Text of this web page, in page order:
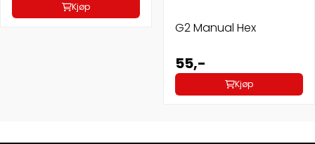
Kjøp
G2 Manual Hex
55,-
Kjøp